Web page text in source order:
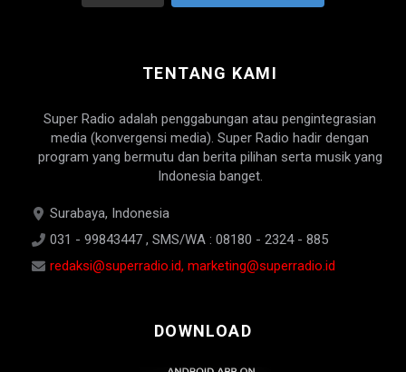
TENTANG KAMI
Super Radio adalah penggabungan atau pengintegrasian
media (konvergensi media). Super Radio hadir dengan
program yang bermutu dan berita pilihan serta musik yang
Indonesia banget.
Surabaya, Indonesia
031 - 99843447 , SMS/WA : 08180 - 2324 - 885
redaksi@superradio.id, marketing@superradio.id
DOWNLOAD